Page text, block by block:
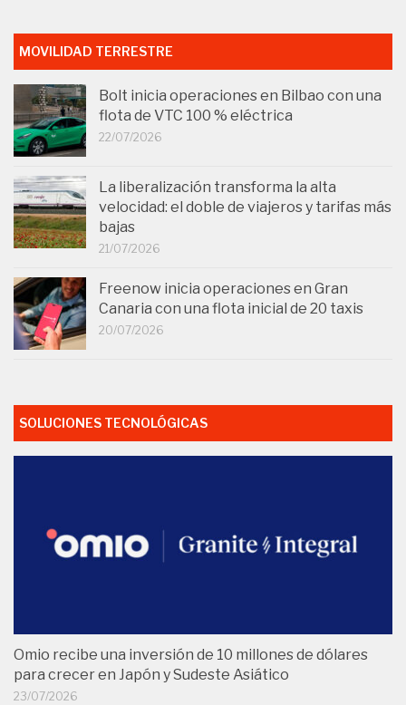
MOVILIDAD TERRESTRE
Bolt inicia operaciones en Bilbao con una
flota de VTC 100 % eléctrica
22/07/2026
La liberalización transforma la alta
velocidad: el doble de viajeros y tarifas más
bajas
21/07/2026
Freenow inicia operaciones en Gran
Canaria con una flota inicial de 20 taxis
20/07/2026
SOLUCIONES TECNOLÓGICAS
Omio recibe una inversión de 10 millones de dólares
para crecer en Japón y Sudeste Asiático
23/07/2026